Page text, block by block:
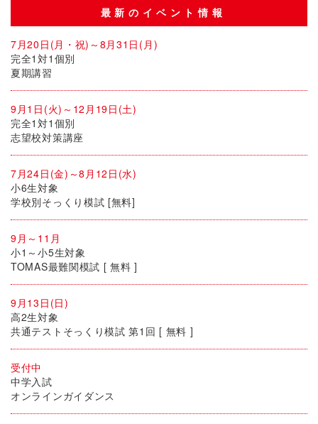
最新のイベント情報
7月20日(月・祝)～8月31日(月)
完全1対1個別
夏期講習
9月1日(火)～12月19日(土)
完全1対1個別
志望校対策講座
7月24日(金)～8月12日(水)
小6生対象
学校別そっくり模試 [無料]
9月～11月
小1～小5生対象
TOMAS最難関模試 [ 無料 ]
9月13日(日)
高2生対象
共通テストそっくり模試 第1回 [ 無料 ]
受付中
中学入試
オンラインガイダンス